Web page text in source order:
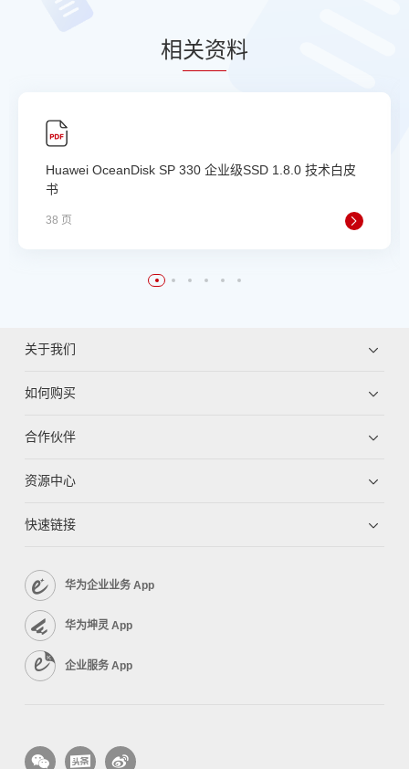
相关资料
Huawei OceanDisk SP 330 企业级SSD 1.8.0 技术白皮
书
38 页
关于我们
如何购买
合作伙伴
资源中心
快速链接
华为企业业务 App
华为坤灵 App
企业服务 App